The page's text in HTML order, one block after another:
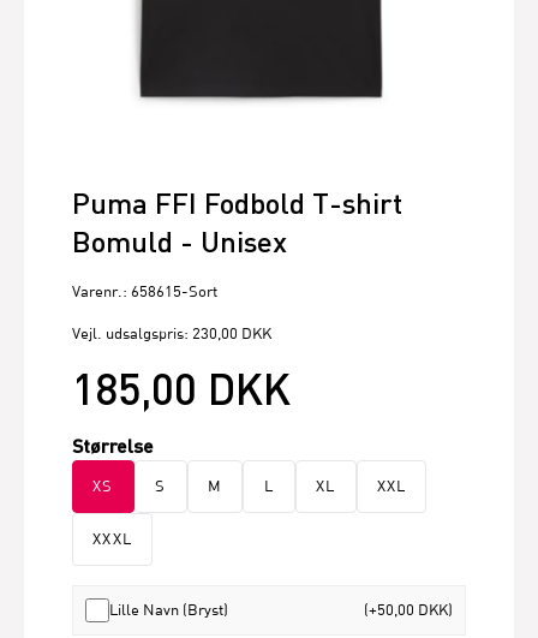
Puma FFI Fodbold T-shirt
Bomuld - Unisex
Varenr.: 658615-Sort
Vejl. udsalgspris: 230,00 DKK
185,00 DKK
Størrelse
XS S M L XL XXL
XXXL
Lille Navn (Bryst) (+50,00 DKK)